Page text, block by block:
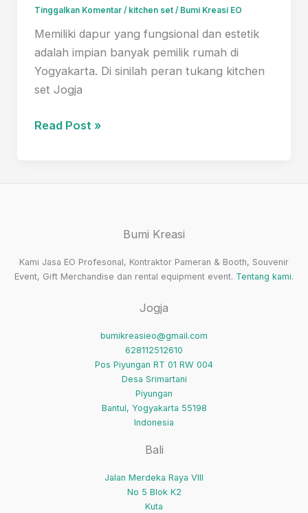
Karat
&
Harga
Murah
Tinggalkan Komentar / kitchen set/ Bumi Kreasi EO
Memiliki dapur yang fungsional dan estetik
adalah impian banyak pemilik rumah di
Yogyakarta. Di sinilah peran tukang kitchen
set Jogja
Ini
untuk
Read Post »
Bumi Kreasi
Kami Jasa EO Profesonal, Kontraktor Pameran & Booth, Souvenir
Event, Gift Merchandise dan rental equipment event. Tentang kami.
Jogja
bumikreasieo@gmail.com
628112512610
Pos Piyungan RT 01 RW 004
Desa Srimartani
Piyungan
Bantul, Yogyakarta 55198
Indonesia
Bali
Jalan Merdeka Raya VIII
No 5 Blok K2
Kuta